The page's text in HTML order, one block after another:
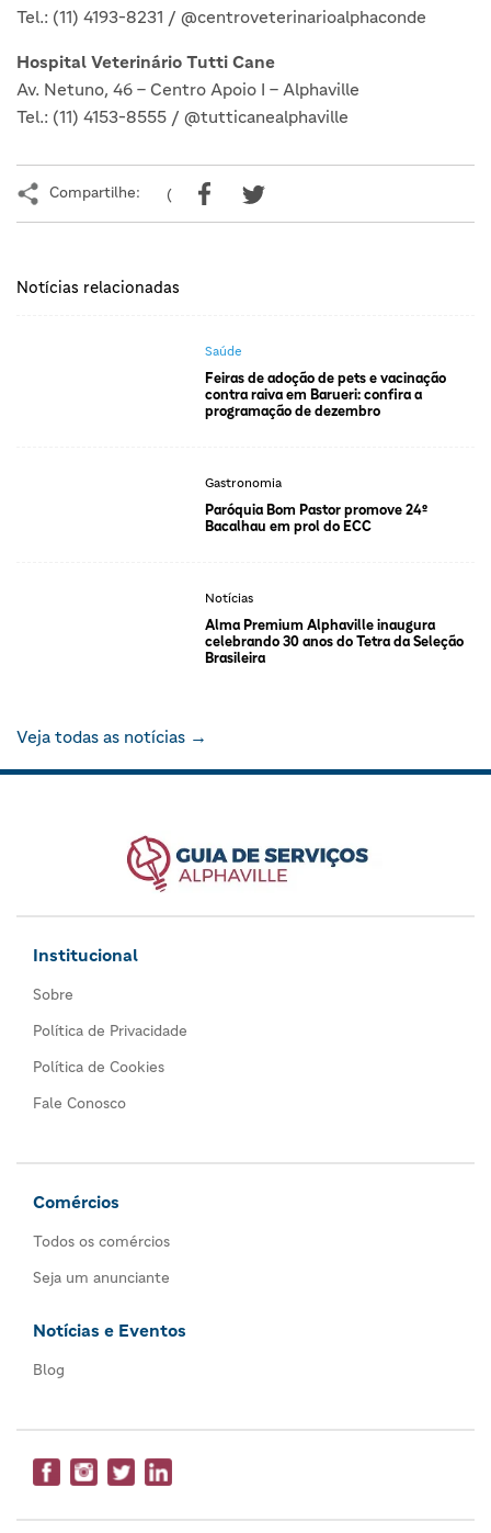
Tel.: (11) 4193-8231 / @centroveterinarioalphaconde
Hospital Veterinário Tutti Cane
Av. Netuno, 46 – Centro Apoio I – Alphaville
Tel.: (11) 4153-8555 / @tutticanealphaville
Compartilhe: (
Notícias relacionadas
Saúde
Feiras de adoção de pets e vacinação
contra raiva em Barueri: confira a
programação de dezembro
Gastronomia
Paróquia Bom Pastor promove 24º
Bacalhau em prol do ECC
Notícias
Alma Premium Alphaville inaugura
celebrando 30 anos do Tetra da Seleção
Brasileira
Veja todas as notícias →
Institucional
Sobre
Política de Privacidade
Política de Cookies
Fale Conosco
Comércios
Todos os comércios
Seja um anunciante
Notícias e Eventos
Blog